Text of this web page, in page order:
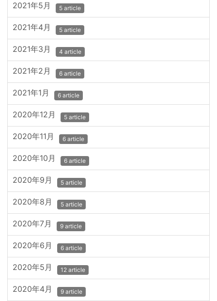
2021年5月 5 article
2021年4月 5 article
2021年3月 4 article
2021年2月 6 article
2021年1月 6 article
2020年12月 5 article
2020年11月 6 article
2020年10月 6 article
2020年9月 5 article
2020年8月 5 article
2020年7月 9 article
2020年6月 6 article
2020年5月 12 article
2020年4月 9 article